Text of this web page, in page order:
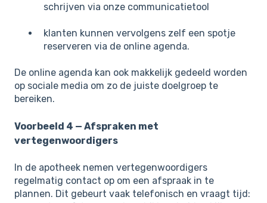
schrijven via onze communicatietool
klanten kunnen vervolgens zelf een spotje
reserveren via de online agenda.
De online agenda kan ook makkelijk gedeeld worden
op sociale media om zo de juiste doelgroep te
bereiken.
Voorbeeld 4 — Afspraken met
vertegenwoordigers
In de apotheek nemen vertegenwoordigers
regelmatig contact op om een afspraak in te
plannen. Dit gebeurt vaak telefonisch en vraagt tijd: